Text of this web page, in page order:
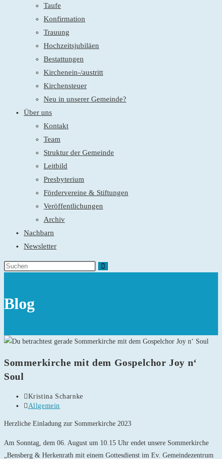
Taufe
Konfirmation
Trauung
Hochzeitsjubiläen
Bestattungen
Kirchenein-/austritt
Kirchensteuer
Neu in unserer Gemeinde?
Über uns
Kontakt
Team
Struktur der Gemeinde
Leitbild
Presbyterium
Fördervereine & Stiftungen
Veröffentlichungen
Archiv
Nachbarn
Newsletter
Blog
Sommerkirche mit dem Gospelchor Joy n‘
Soul
Beitrags-
Autor:
Kristina Scharnke
Beitrags-
Allgemein
Herzliche Einladung zur Sommerkirche 2023
Am Sonntag, dem 06. August um 10.15 Uhr endet unsere Sommerkirche
„Bensberg & Herkenrath mit einem Gottesdienst im Ev. Gemeindezentrum